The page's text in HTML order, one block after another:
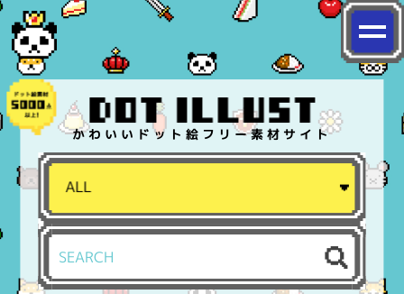
かわいいドット絵フリー素材サイト